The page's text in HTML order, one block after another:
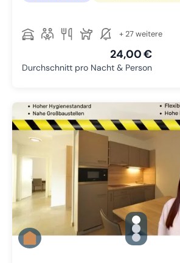
+ 27 weitere
24,00 €
Durchschnitt pro Nacht & Person
Zu Slide 1
Zu Slide 2
Zu Slide 3